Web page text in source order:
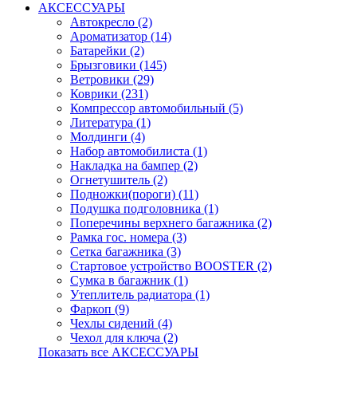
АКСЕССУАРЫ
Автокресло (2)
Ароматизатор (14)
Батарейки (2)
Брызговики (145)
Ветровики (29)
Коврики (231)
Компрессор автомобильный (5)
Литература (1)
Молдинги (4)
Набор автомобилиста (1)
Накладка на бампер (2)
Огнетушитель (2)
Подножки(пороги) (11)
Подушка подголовника (1)
Поперечины верхнего багажника (2)
Рамка гос. номера (3)
Сетка багажника (3)
Стартовое устройство BOOSTER (2)
Сумка в багажник (1)
Утеплитель радиатора (1)
Фаркоп (9)
Чехлы сидений (4)
Чехол для ключа (2)
Показать все АКСЕССУАРЫ